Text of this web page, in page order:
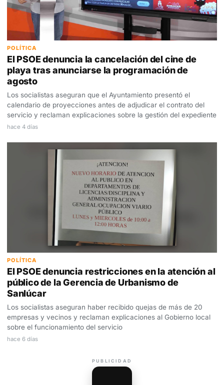
POLÍTICA
El PSOE denuncia la cancelación del cine de
playa tras anunciarse la programación de
agosto
Los socialistas aseguran que el Ayuntamiento presentó el
calendario de proyecciones antes de adjudicar el contrato del
servicio y reclaman explicaciones sobre la gestión del expediente
hace 4 días
POLÍTICA
El PSOE denuncia restricciones en la atención al
público de la Gerencia de Urbanismo de
Sanlúcar
Los socialistas aseguran haber recibido quejas de más de 20
empresas y vecinos y reclaman explicaciones al Gobierno local
sobre el funcionamiento del servicio
hace 6 días
PUBLICIDAD